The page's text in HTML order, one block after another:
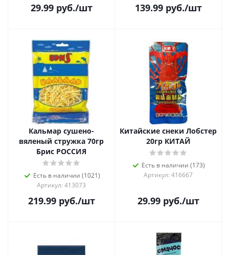
29.99руб./шт 139.99руб./шт
Кальмар сушено-
вяленый стружка 70гр
Брис РОССИЯ
Есть в наличии (1021)
Артикул: 413073
219.99руб./шт
Китайские снеки Лобстер
20гр КИТАЙ
Есть в наличии (173)
Артикул: 416667
29.99руб./шт